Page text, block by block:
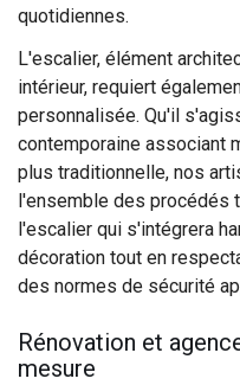
quotidiennes.
L'escalier, élément
intérieur, requiert
personnalisée. Qu'il
contemporaine associant
plus traditionnelle, nos
l'ensemble des procédés
l'escalier qui s'intégrera
décoration tout en
des normes de sécurité
Rénovation et
mesure